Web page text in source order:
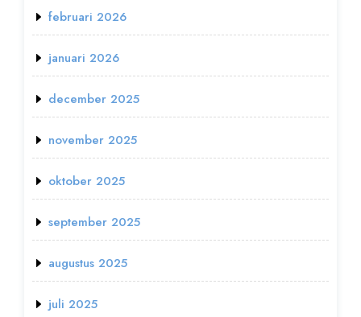
februari 2026
januari 2026
december 2025
november 2025
oktober 2025
september 2025
augustus 2025
juli 2025